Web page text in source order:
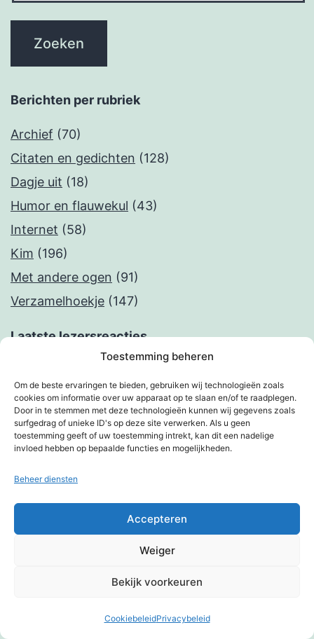
Toestemming beheren
Om de beste ervaringen te bieden, gebruiken wij technologieën zoals
cookies om informatie over uw apparaat op te slaan en/of te raadplegen.
Door in te stemmen met deze technologieën kunnen wij gegevens zoals
surfgedrag of unieke ID's op deze site verwerken. Als u geen
toestemming geeft of uw toestemming intrekt, kan dit een nadelige
invloed hebben op bepaalde functies en mogelijkheden.
Beheer diensten
Accepteren
Weiger
Bekijk voorkeuren
CookiebeleidPrivacybeleid
Berichten per rubriek
Archief (70)
Citaten en gedichten (128)
Dagje uit (18)
Humor en flauwekul (43)
Internet (58)
Kim (196)
Met andere ogen (91)
Verzamelhoekje (147)
Laatste lezersreacties
Peter van IerselopKennissessie digitale
toegankelijkheid
Bauke Bosmaop Kennissessie digitale
Josje BrekelmansopKennissessie digitale
Donkere modus: